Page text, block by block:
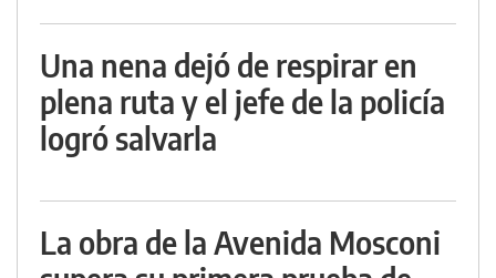
Una nena dejó de respirar en
plena ruta y el jefe de la policía
logró salvarla
La obra de la Avenida Mosconi